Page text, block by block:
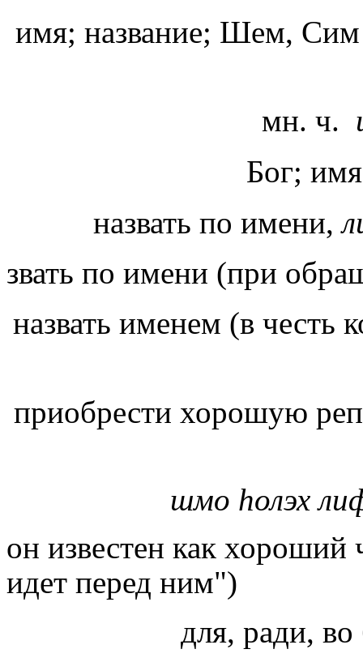
имя; название; Шем,
мн. ч.
Бог;
назвать по имени,
звать по имени (при
назвать именем (в честь
приобрести хорошую
шмо hолэх
он известен как хороший
идет перед ним")
для, ради,